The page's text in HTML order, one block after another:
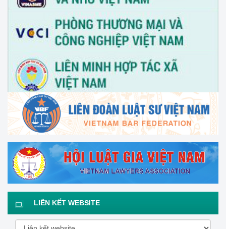
LIÊN KẾT WEBSITE